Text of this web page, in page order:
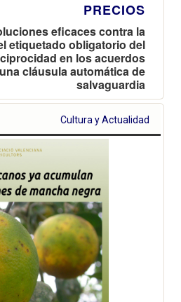
PRECIOS
eficaces contra la
etiquetado obligatorio del
en los acuerdos
cláusula automática de
salvaguardia
Cultura y Actualidad